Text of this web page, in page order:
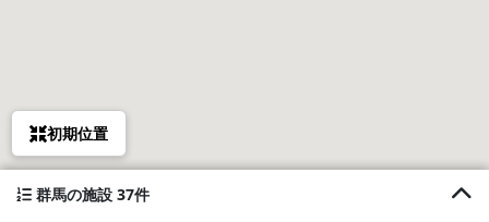
初期位置
群馬の施設 37件 1. 北軽井沢で愛犬とすごせる別荘 コテージKGB